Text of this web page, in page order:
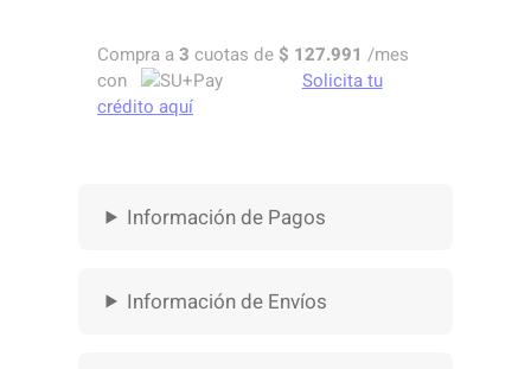
a
s
:
8
:
$
6
.
Compra a3 cuotas de $ 127.991 /mes
con
Solicita tu
crédito aquí
Información de Pagos
Información de Envíos